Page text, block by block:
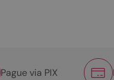
Pague via PIX